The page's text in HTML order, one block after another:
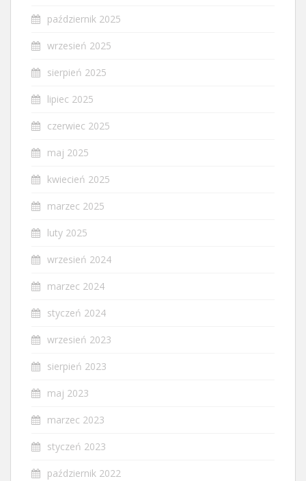
październik 2025
wrzesień 2025
sierpień 2025
lipiec 2025
czerwiec 2025
maj 2025
kwiecień 2025
marzec 2025
luty 2025
wrzesień 2024
marzec 2024
styczeń 2024
wrzesień 2023
sierpień 2023
maj 2023
marzec 2023
styczeń 2023
październik 2022